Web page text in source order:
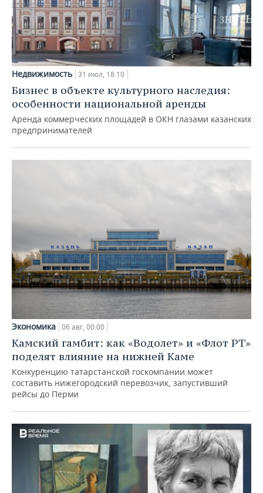
Недвижимость 31 июл, 18:10
Бизнес в объекте культурного наследия:
особенности национальной аренды
Аренда коммерческих площадей в ОКН глазами казанских
предпринимателей
Экономика 06 авг, 00:00
Камский гамбит: как «Водолет» и «Флот РТ»
поделят влияние на нижней Каме
Конкуренцию татарстанской госкомпании может
составить нижегородский перевозчик, запустивший
рейсы до Перми